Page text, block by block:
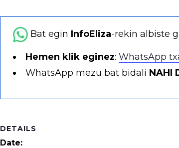
Bat egin InfoEliza-rekin albiste
Hemen klik eginez: WhatsApp
WhatsApp mezu bat bidali NAHI
DETAILS
Date: